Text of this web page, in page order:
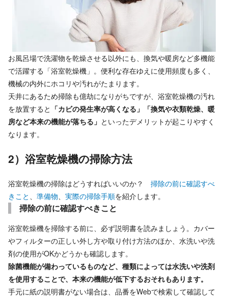
お風呂場で洗濯物を乾燥させる以外にも、換気や暖房など多機能
で活躍する「浴室乾燥機」。便利な存在ゆえに使用頻度も多く、
機械の内外にホコリや汚れがたまります。
天井にあるため掃除も億劫になりがちですが、浴室乾燥機の汚れ
を放置すると 「カビの発生率が高くなる」「換気や衣類乾燥、暖
房など本来の機能が落ちる」 といったデメリットが起こりやすく
なります。
2）浴室乾燥機の掃除方法
浴室乾燥機の掃除はどうすればいいのか？ 掃除の前に確認すべ
きこと
準備物 実際の掃除手順を紹介します。
掃除の前に確認すべきこと
浴室乾燥機を掃除する前に、必ず説明書を読みましょう。カバー
やフィルターの正しい外し方や取り付け方法のほか、 水洗いや洗
剤の使用がOKかどうかも確認します。
除菌機能が備わっているものなど、種類によっては水洗いや洗剤
を使用することで、本来の機能が低下するおそれもあります。
手元に紙の説明書がない場合は、品番をWebで検索して確認して